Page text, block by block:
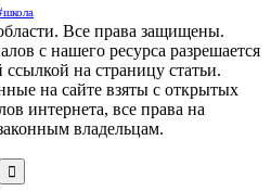
Все права защищены.
с нашего ресурса разрешается
на страницу статьи.
на сайте взяты с открытых
интернета, все права на
владельцам.